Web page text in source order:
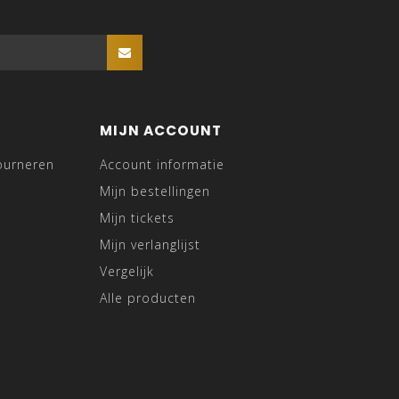
MIJN ACCOUNT
Account informatie
Mijn bestellingen
Mijn tickets
Mijn verlanglijst
Vergelijk
Alle producten